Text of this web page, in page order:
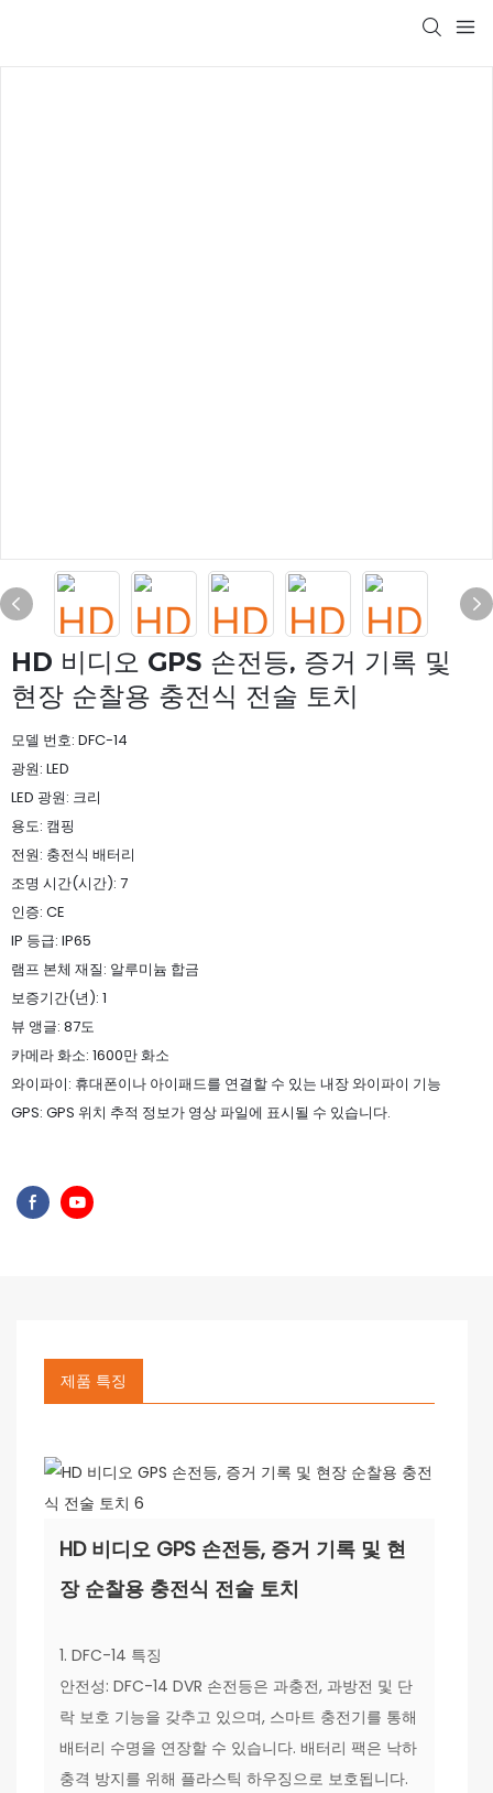
HD 비디오 GPS 손전등, 증거 기록 및
현장 순찰용 충전식 전술 토치
모델 번호: DFC-14
광원: LED
LED 광원: 크리
용도: 캠핑
전원: 충전식 배터리
조명 시간(시간): 7
인증: CE
IP 등급: IP65
램프 본체 재질: 알루미늄 합금
보증기간(년): 1
뷰 앵글: 87도
카메라 화소: 1600만 화소
와이파이: 휴대폰이나 아이패드를 연결할 수 있는 내장 와이파이 기능
GPS: GPS 위치 추적 정보가 영상 파일에 표시될 수 있습니다.
제품 특징
HD 비디오 GPS 손전등, 증거 기록 및 현
장 순찰용 충전식 전술 토치
1. DFC-14 특징
안전성: DFC-14 DVR 손전등은 과충전, 과방전 및 단
락 보호 기능을 갖추고 있으며, 스마트 충전기를 통해
배터리 수명을 연장할 수 있습니다. 배터리 팩은 낙하
충격 방지를 위해 플라스틱 하우징으로 보호됩니다.